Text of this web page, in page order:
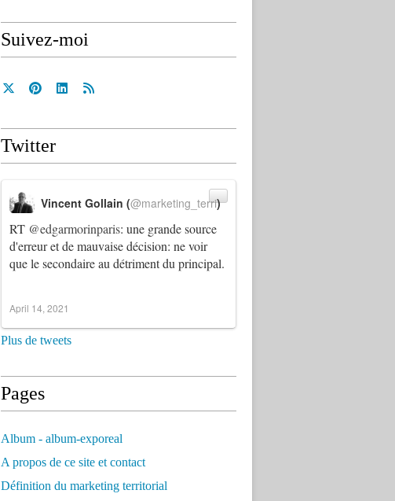
Suivez-moi
Twitter
RT @edgarmorinparis: une grande source
d'erreur et de mauvaise décision: ne voir
que le secondaire au détriment du principal.
Vincent Gollain (@marketing_terri)
April 14, 2021
Plus de tweets
Pages
Album - album-exporeal
A propos de ce site et contact
Définition du marketing territorial